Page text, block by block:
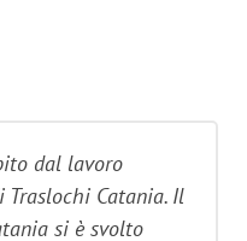
dal lavoro
Catania. Il
si è svolto